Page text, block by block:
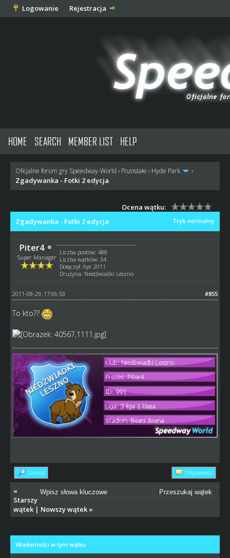
Logowanie Rejestracja
HOME SEARCH MEMBER LIST HELP
Oficjalne forum gry Speedway-World › Pozostałe › Hyde Park ›
Zgadywanka - Fotki 2 edycja
Ocena wątku:
Tryb normalny
Zgadywanka - Fotki 2 edycja
Piter4
Super Manager
Liczba postów: 488
Liczba wątków: 34
Dołączył: Apr 2011
Drużyna: Niedźwiadki Leszno
#855
2011-08-29, 17:06:53
To kto??
Szukaj Odpowiedz
«
Starszy
wątek| Nowszy wątek»
Wiadomości w tym wątku